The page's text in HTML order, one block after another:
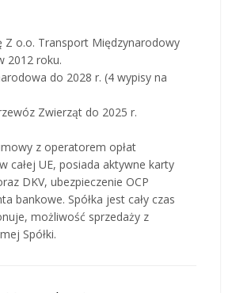
Z o.o. Transport Międzynarodowy
2012 roku.
do 2028 r. (4 wypisy na
Zwierząt do 2025 r.
z operatorem opłat
całej UE, posiada aktywne karty
DKV, ubezpieczenie OCP
bankowe. Spółka jest cały czas
możliwość sprzedaży z
Spółki.